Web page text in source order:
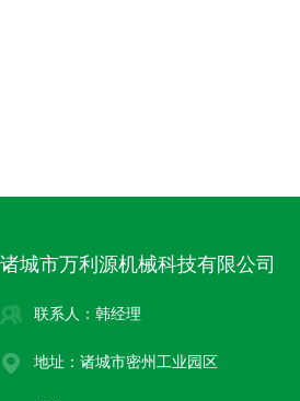
诸城市万利源机械科技有限公司
联系人：韩经理
地址：诸城市密州工业园区